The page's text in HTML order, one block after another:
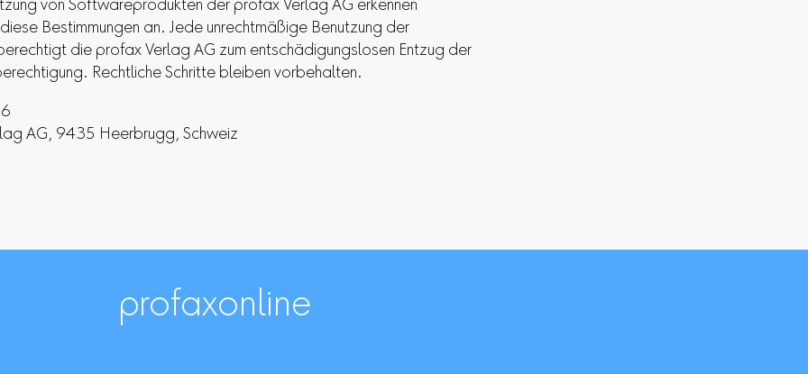
von Softwareprodukten der profax Verlag AG erkennen
Bestimmungen an. Jede unrechtmäßige Benutzung der
die profax Verlag AG zum entschädigungslosen Entzug der
Rechtliche Schritte bleiben vorbehalten.
AG, 9435 Heerbrugg, Schweiz
profaxonline